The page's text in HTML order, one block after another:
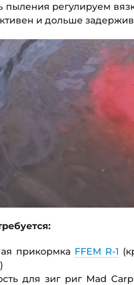
пыления регулируем
и дольше
прикормка FFEM R-1
для зиг риг Mad